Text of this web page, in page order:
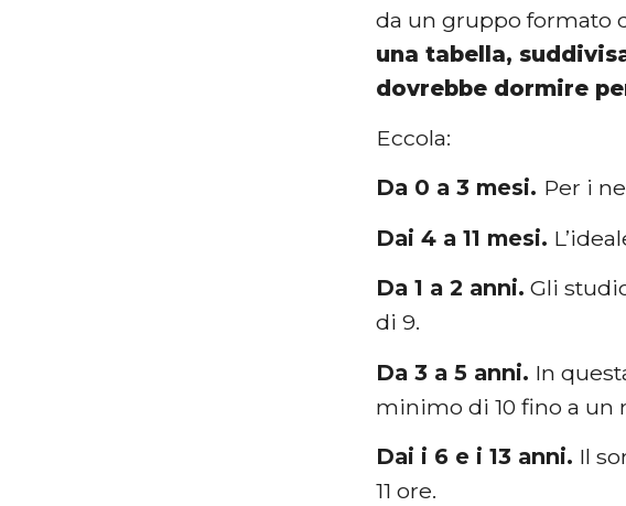
da un gruppo formato
una tabella,
dovrebbe dormire
Eccola:
Da 0 a 3 mesi. Per i
Dai 4 a 11 mesi.
Da 1 a 2 anni. Gli
di 9.
Da 3 a 5 anni. In
minimo di 10 fino a un
Dai i 6 e i 13 anni. Il
11 ore.